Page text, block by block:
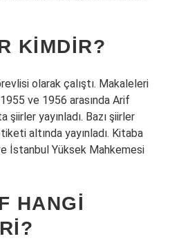
KIMDIR?
olarak çalıştı. Makaleleri
ve 1956 arasında Arif
şiirler yayınladı. Bazı şiirler
altında yayınladı. Kitaba
İstanbul Yüksek Mahkemesi
HANGI